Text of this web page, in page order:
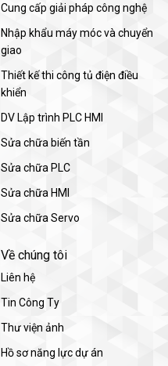
Cung cấp giải pháp công nghệ
Nhập khẩu máy móc và chuyển
giao
Thiết kế thi công tủ điện điều
khiển
DV Lập trình PLC HMI
Sửa chữa biến tần
Sửa chữa PLC
Sửa chữa HMI
Sửa chữa Servo
Về chúng tôi
Liên hệ
Tin Công Ty
Thư viện ảnh
Hồ sơ năng lực dự án